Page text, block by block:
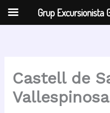
Castell de
Vallespinosa
Grup Excursionista